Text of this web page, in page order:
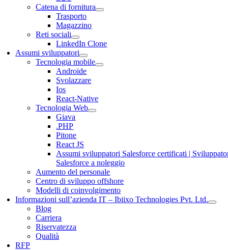
Catena di fornitura
Trasporto
Magazzino
Reti sociali
LinkedIn Clone
Assumi sviluppatori
Tecnologia mobile
Androide
Svolazzare
Ios
React-Native
Tecnologia Web
Giava
.PHP
Pitone
React JS
Assumi sviluppatori Salesforce certificati |
Salesforce a noleggio
Aumento del personale
Centro di sviluppo offshore
Modelli di coinvolgimento
Informazioni sull’azienda IT – Ibiixo Technologies Pvt. Ltd.
Blog
Carriera
Riservatezza
Qualità
RFP